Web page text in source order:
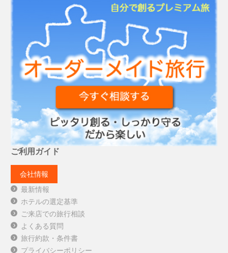
ご利用ガイド
会社情報
最新情報
ホテルの選定基準
ご来店での旅行相談
よくある質問
旅行約款・条件書
プライバシーポリシー